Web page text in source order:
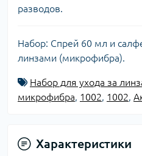
разводов.
Набор: Спрей 60 мл и
линзами (микрофибра).
Набор для ухода за
микрофибра 1002 1002
Характеристики